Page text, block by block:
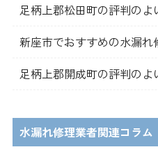
足柄上郡松田町の評判のよ
新座市でおすすめの水漏れ
足柄上郡開成町の評判のよ
水漏れ修理業者関連コラム